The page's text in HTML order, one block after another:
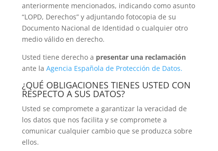
anteriormente mencionados, indicando como asunto
“LOPD, Derechos” y adjuntando fotocopia de su
Documento Nacional de Identidad o cualquier otro
medio válido en derecho.
Usted tiene derecho a presentar una reclamación
ante la Agencia Española de Protección de Datos.
¿QUÉ OBLIGACIONES TIENES USTED CON
RESPECTO A SUS DATOS?
Usted se compromete a garantizar la veracidad de
los datos que nos facilita y se compromete a
comunicar cualquier cambio que se produzca sobre
ellos.